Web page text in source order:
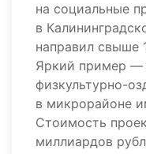
на социальные
в
направил свыше
Яркий пример —
физкультурно-
в микрорайоне
Стоимость
миллиардов